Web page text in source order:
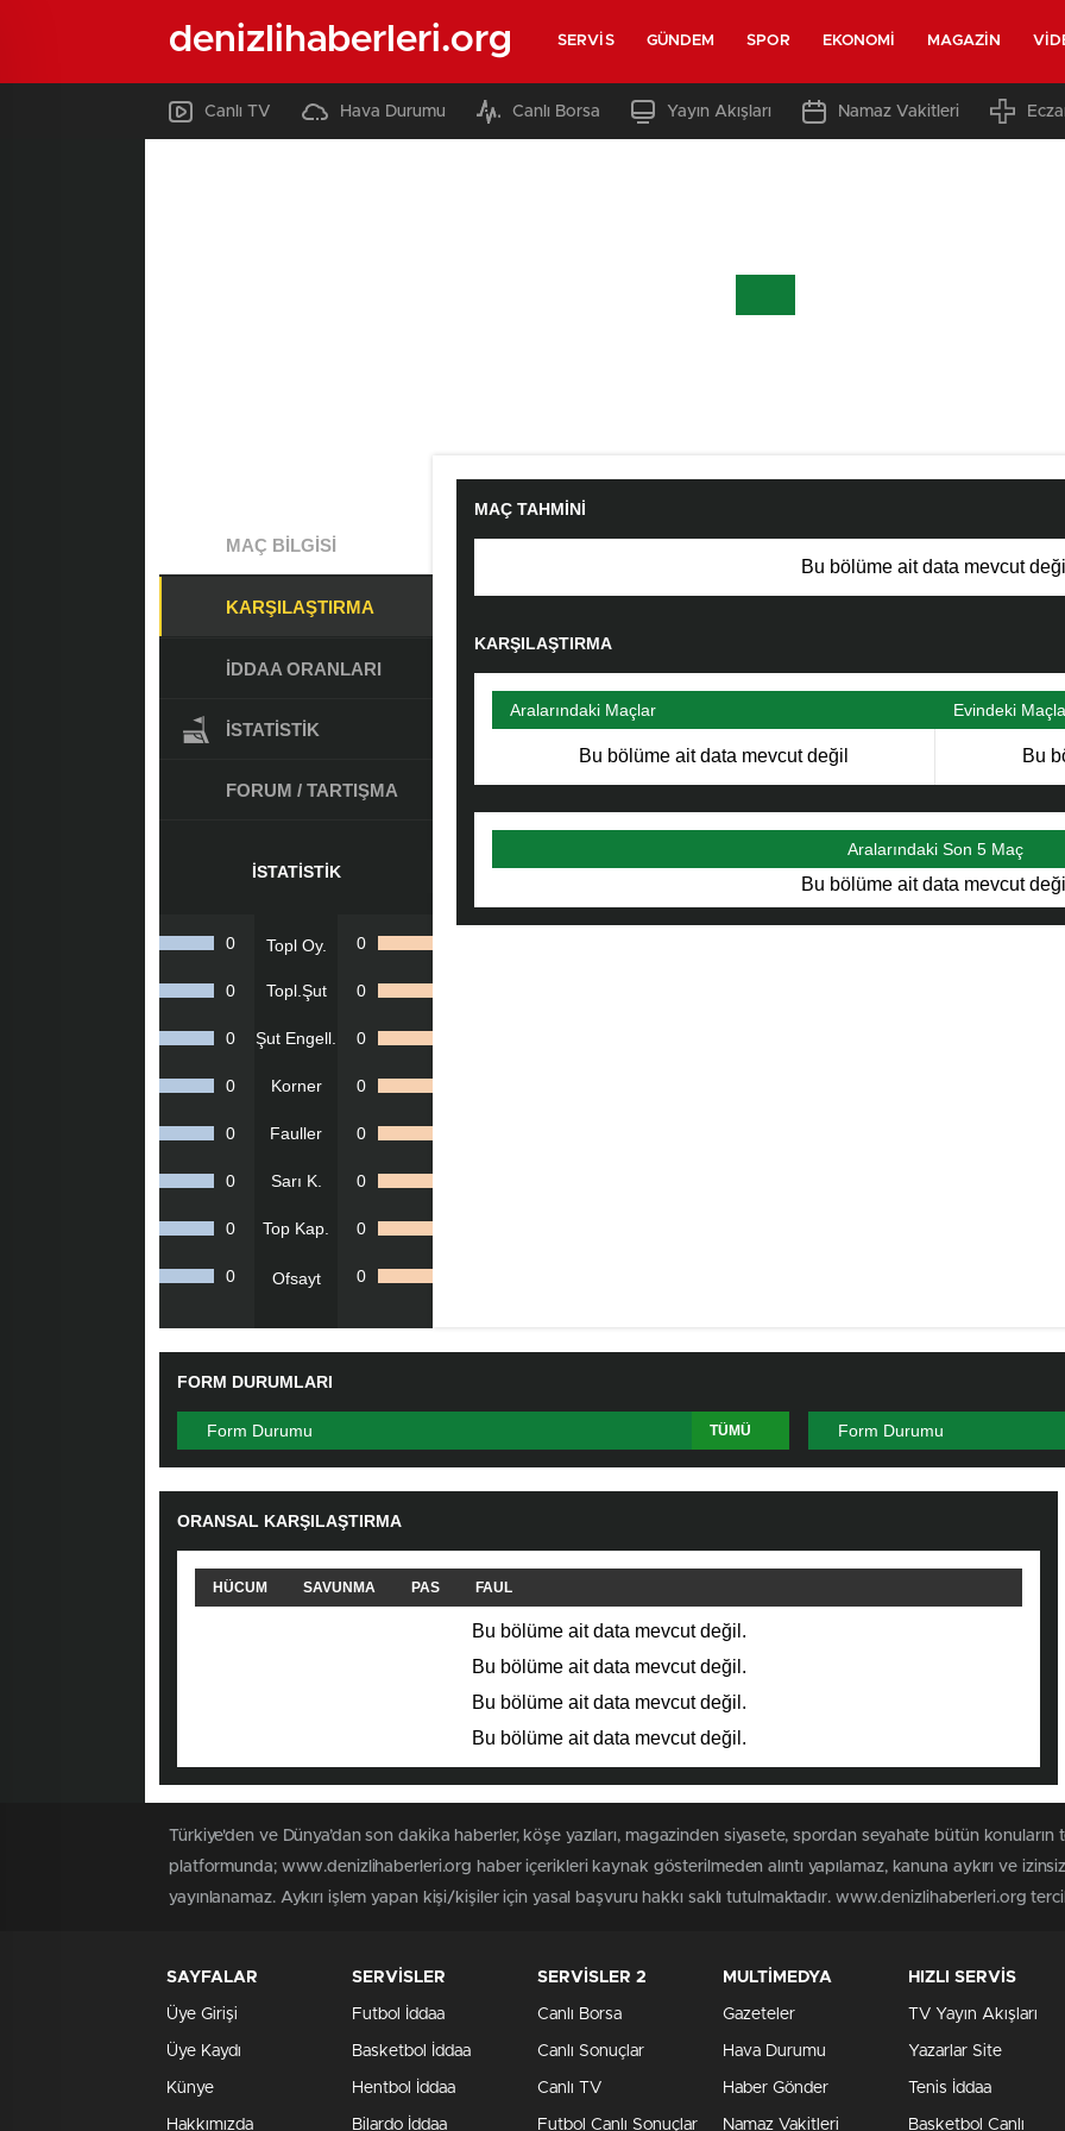
denizlihaberleri.org SERVIS GÜNDEM SPOR EKONOMI MAGAZIN
Canlı TV Hava Durumu Canlı Borsa Yayın Akışları Namaz Vakitleri
MAÇ BILGISI
KARŞILAŞTIRMA
İDDAA ORANLARI
İSTATISTIK
FORUM / TARTIŞMA
İSTATISTIK
0 Topl Oy. 0
0 Topl.Şut 0
0 Şut Engell. 0
0 Korner 0
0 Fauller 0
0 Sarı K. 0
0 Top Kap. 0
0 Ofsayt 0
MAÇ TAHMINI
Bu bölüme ait data mevcut değil
KARŞILAŞTIRMA
Aralarındaki Maçlar
Bu bölüme ait data mevcut değil
Evindeki
Bu
Aralarındaki Son 5 Maç
Bu bölüme ait data mevcut değil
FORM DURUMLARI
Form Durumu
Form Durumu TÜMÜ
ORANSAL KARŞILAŞTIRMA
HÜCUM SAVUNMA PAS FAUL
Bu bölüme ait data mevcut değil.
Bu bölüme ait data mevcut değil.
Bu bölüme ait data mevcut değil.
Bu bölüme ait data mevcut değil.
Türkiye'den ve Dünya’dan son dakika haberler, köşe yazıları, magazinden siyasete, spordan seyahate bütün
platformunda; www.denizlihaberleri.org haber içerikleri kaynak gösterilmeden alıntı yapılamaz, kanuna aykırı ve
yayınlanamaz. Aykırı işlem yapan kişi/kişiler için yasal başvuru hakkı saklı tutulmaktadır. www.denizlihaberleri.org
SAYFALAR
Üye Girişi
Üye Kaydı
Künye
Hakkımızda
SERVİSLER
Futbol İddaa
Basketbol İddaa
Hentbol İddaa
Bilardo İddaa
SERVİSLER 2
Canlı Borsa
Canlı Sonuçlar
Canlı TV
Futbol Canlı Sonuçlar
MULTİMEDYA
Gazeteler
Hava Durumu
Haber Gönder
Namaz Vakitleri
HIZLI SERVİS
TV Yayın Akışları
Yazarlar Site
Tenis İddaa
Basketbol Canlı